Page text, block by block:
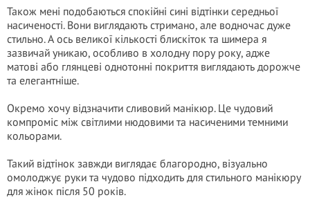
Також мені подобаються спокійні сині відтінки середньої
насиченості. Вони виглядають стримано, але водночас дуже
стильно. А ось великої кількості блискіток та шимера я
зазвичай уникаю, особливо в холодну пору року, адже
матові або глянцеві однотонні покриття виглядають дорожче
та елегантніше.
Окремо хочу відзначити сливовий манікюр. Це чудовий
компроміс між світлими нюдовими та насиченими темними
кольорами.
Такий відтінок завжди виглядає благородно, візуально
омолоджує руки та чудово підходить для стильного манікюру
для жінок після 50 років.